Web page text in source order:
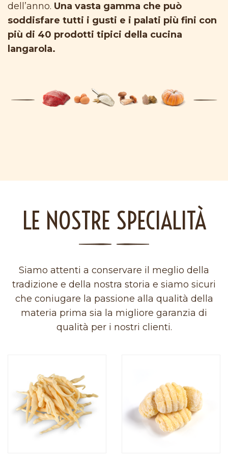
dell’anno. Una vasta gamma che può
soddisfare tutti i gusti e i palati più fini con
più di 40 prodotti tipici della cucina
langarola.
LE NOSTRE SPECIALITÀ
Siamo attenti a conservare il meglio della
tradizione e della nostra storia e siamo sicuri
che coniugare la passione alla qualità della
materia prima sia la migliore garanzia di
qualità per i nostri clienti.